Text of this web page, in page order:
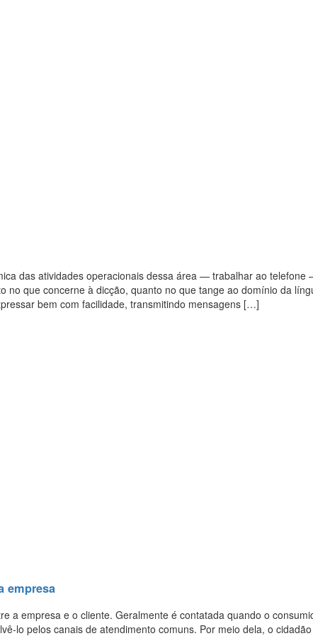
das atividades operacionais dessa área — trabalhar ao telefone
no que concerne à dicção, quanto no que tange ao domínio da
bem com facilidade, transmitindo mensagens […]
empresa
a empresa e o cliente. Geralmente é contatada quando o
lo pelos canais de atendimento comuns. Por meio dela, o